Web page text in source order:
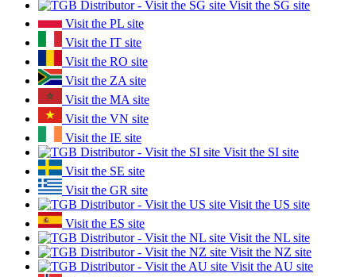
Visit the SG site
Visit the PL site
Visit the IT site
Visit the RO site
Visit the ZA site
Visit the MA site
Visit the VN site
Visit the IE site
Visit the SI site
Visit the SE site
Visit the GR site
Visit the US site
Visit the ES site
Visit the NL site
Visit the NZ site
Visit the AU site